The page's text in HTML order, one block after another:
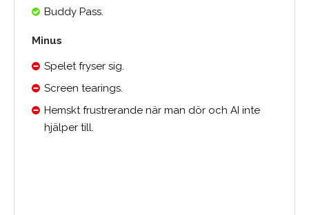
Buddy Pass.
Minus
Spelet fryser sig.
Screen tearings.
Hemskt frustrerande när man dör och AI inte
hjälper till.